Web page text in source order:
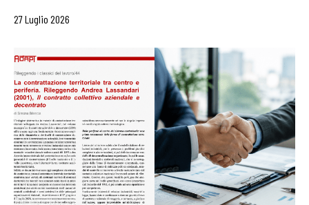
27 Luglio 2026